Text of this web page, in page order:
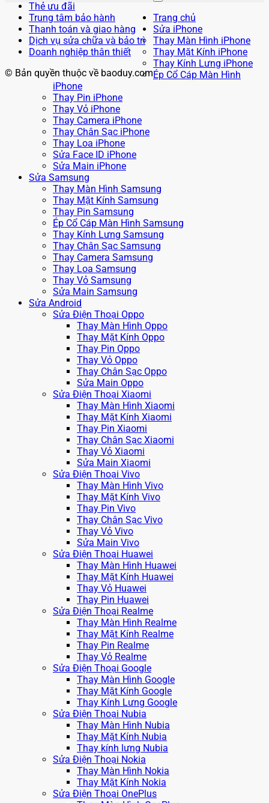
Thẻ ưu đãi
Trung tâm bảo hành
Thanh toán và giao hàng
Dịch vụ sửa chữa và bảo trì
Doanh nghiệp thân thiết
© Bản quyền thuộc về baoduy.com
Trang chủ
Sửa iPhone
Thay Màn Hình iPhone
Thay Mặt Kính iPhone
Thay Kính Lưng iPhone
Ép Cổ Cáp Màn Hình
iPhone
Thay Pin iPhone
Thay Vỏ iPhone
Thay Camera iPhone
Thay Chân Sạc iPhone
Thay Loa iPhone
Sửa Face ID iPhone
Sửa Main iPhone
Sửa Samsung
Thay Màn Hình Samsung
Thay Mặt Kính Samsung
Thay Pin Samsung
Ép Cổ Cáp Màn Hình Samsung
Thay Kính Lưng Samsung
Thay Chân Sạc Samsung
Thay Camera Samsung
Thay Loa Samsung
Thay Vỏ Samsung
Sửa Main Samsung
Sửa Android
Sửa Điện Thoại Oppo
Thay Màn Hình Oppo
Thay Mặt Kính Oppo
Thay Pin Oppo
Thay Vỏ Oppo
Thay Chân Sạc Oppo
Sửa Main Oppo
Sửa Điện Thoại Xiaomi
Thay Màn Hình Xiaomi
Thay Mặt Kính Xiaomi
Thay Pin Xiaomi
Thay Chân Sạc Xiaomi
Thay Vỏ Xiaomi
Sửa Main Xiaomi
Sửa Điện Thoại Vivo
Thay Màn Hình Vivo
Thay Mặt Kính Vivo
Thay Pin Vivo
Thay Chân Sạc Vivo
Thay Vỏ Vivo
Sửa Main Vivo
Sửa Điện Thoại Huawei
Thay Màn Hình Huawei
Thay Mặt Kính Huawei
Thay Vỏ Huawei
Thay Pin Huawei
Sửa Điện Thoại Realme
Thay Màn Hình Realme
Thay Mặt Kính Realme
Thay Pin Realme
Thay Vỏ Realme
Sửa Điện Thoại Google
Thay Màn Hình Google
Thay Mặt Kính Google
Thay Kính Lưng Google
Sửa Điện Thoại Nubia
Thay Màn Hình Nubia
Thay Mặt Kính Nubia
Thay kính lưng Nubia
Sửa Điện Thoại Nokia
Thay Màn Hình Nokia
Thay Mặt Kính Nokia
Sửa Điện Thoại OnePlus